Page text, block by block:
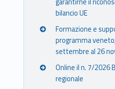
bilancio UE
Formazione e
programma
settembre al 26
Online il n. 7/2026
regionale